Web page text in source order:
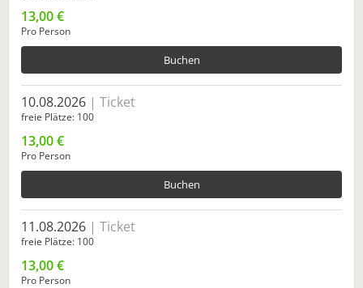
13,00 €
Pro Person
Buchen
10.08.2026 Ticket
freie Plätze 100
13,00 €
Pro Person
Buchen
11.08.2026 Ticket
freie Plätze 100
13,00 €
Pro Person